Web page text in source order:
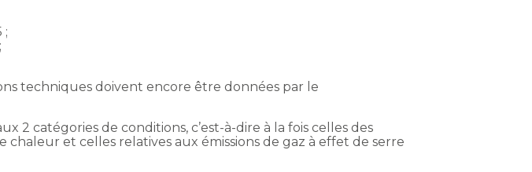
;
techniques doivent encore être données par le
2 catégories de conditions, c’est-à-dire à la fois celles des
et celles relatives aux émissions de gaz à effet de serre